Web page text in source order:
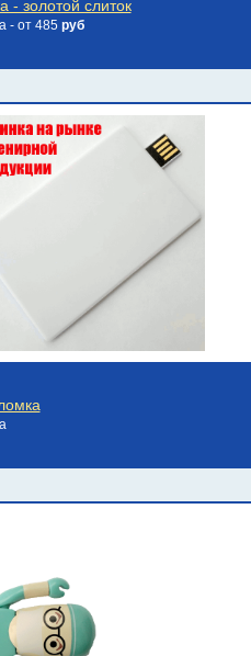
- золотой слиток
- от 485 руб